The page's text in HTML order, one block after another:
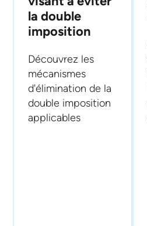
la double
imposition
Découvrez les
mécanismes
d'élimination de la
double imposition
applicables